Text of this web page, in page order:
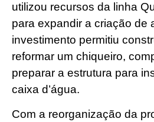
utilizou recursos da linha
para expandir a criação de
investimento permitiu
reformar um chiqueiro,
preparar a estrutura para
caixa d’água.
Com a reorganização da